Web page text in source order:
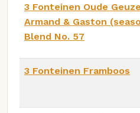
3 Fonteinen Oude
Armand & Gaston
Blend No. 57
3 Fonteinen Framboos